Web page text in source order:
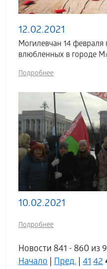
12.02.2021
Могилевчан 14
влюбленных в городе
Подробнее
10.02.2021
Подробнее
Новости 841 - 860 из
Начало|Пред.|4142